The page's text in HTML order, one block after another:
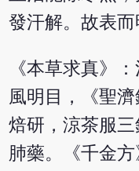
發汗解。故表而
《本草求真》
風明目，《聖
焙研，涼茶服
肺藥。《千金方